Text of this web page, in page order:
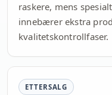
raskere, mens
innebærer ekstra
kvalitetskontrollfaser.
ETTERSALG